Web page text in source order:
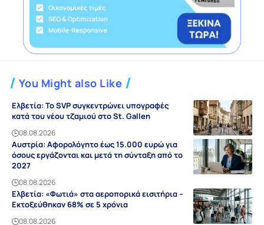
You Might also Like
Ελβετία: Το SVP συγκεντρώνει υπογραφές
κατά του νέου τζαμιού στο St. Gallen
08.08.2026
Αυστρία: Αφορολόγητο έως 15.000 ευρώ για
όσους εργάζονται και μετά τη σύνταξη από το
2027
08.08.2026
Ελβετία: «Φωτιά» στα αεροπορικά εισιτήρια –
Εκτοξεύθηκαν 68% σε 5 χρόνια
08.08.2026